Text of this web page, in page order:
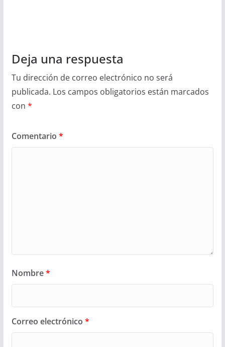
Deja una respuesta
Tu dirección de correo electrónico no será
publicada. Los campos obligatorios están marcados
con *
Comentario *
Nombre*
Correo electrónico *